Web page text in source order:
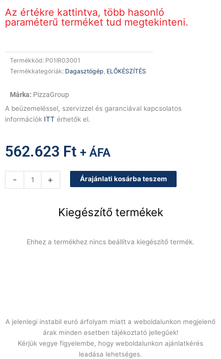
Az értékre kattintva, több hasonló
paraméterű terméket tud megtekinteni.
Termékkód: P01IR03001
Termékkategóriák: Dagasztógép, ELŐKÉSZÍTÉS
PizzaGroup
A beüzemeléssel, szervizzel és garanciával kapcsolatos
információk ITT érhetők el.
562.623 Ft + ÁFA
-
VS
mennyiség
+ Árajánlati kosárba teszem
Kiegészítő termékek
Ehhez a termékhez nincs beállítva kiegészítő termék.
A jelenlegi instabil euró árfolyam miatt a weboldalunkon megjelenő
árak minden esetben tájékoztató jellegűek!
Kérjük vegye figyelembe, hogy weboldalunkon ajánlatkérés
leadása lehetséges.